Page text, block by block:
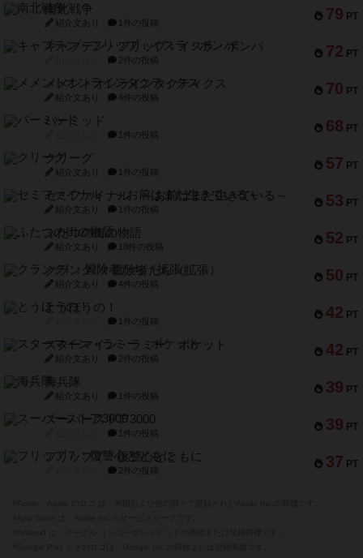
79 PT
南北戦争
紹介文あり 1件の投稿
72 PT
キャプテン・フリップ：イスラ・ボンバ
2件の投稿
70 PT
メメントオンラインタクティクス
紹介文あり 4件の投稿
68 PT
パーミッド
1件の投稿
57 PT
クリーグ
紹介文あり 1件の投稿
53 PT
セミファイナル ～お前はまだ生きている～
紹介文あり 1件の投稿
52 PT
ふたつの街の物語
紹介文あり 18件の投稿
50 PT
クランク! ：冒険者たち（拡張）
紹介文あり 4件の投稿
42 PT
とうほうの！
1件の投稿
42 PT
スターマイン・ラミー ポケット
紹介文あり 2件の投稿
39 PT
海兵隊
紹介文あり 1件の投稿
39 PT
スーパーストア3000
1件の投稿
37 PT
フリップ７：復讐心とともに
2件の投稿